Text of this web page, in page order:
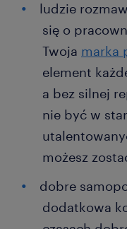
ludzie
się o
Twoja marka
element
a bez silnej
nie być w
możesz
dobre
dodatkowa